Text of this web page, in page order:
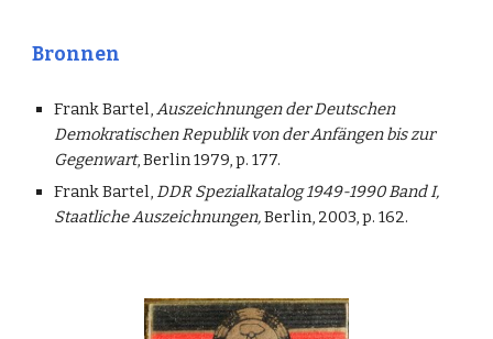
Bronnen
Frank Bartel,Auszeichnungen der Deutschen
Demokratischen Republik von der Anfängen bis zur
Gegenwart, Berlin 1979, p. 177.
Frank Bartel,DDR Spezialkatalog 1949-1990 Band I,
Staatliche Auszeichnungen,Berlin, 2003, p. 162.